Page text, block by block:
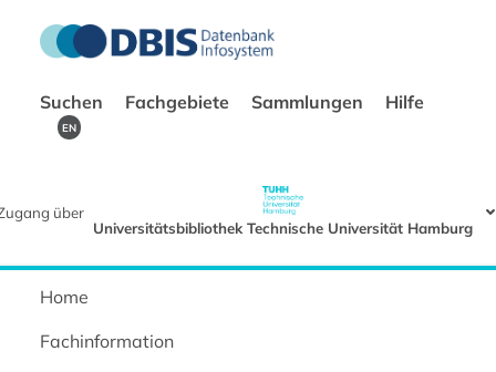
Suchen Fachgebiete Sammlungen Hilfe
EN
über
Universitätsbibliothek Technische Universität Hamburg
Home
Fachinformation